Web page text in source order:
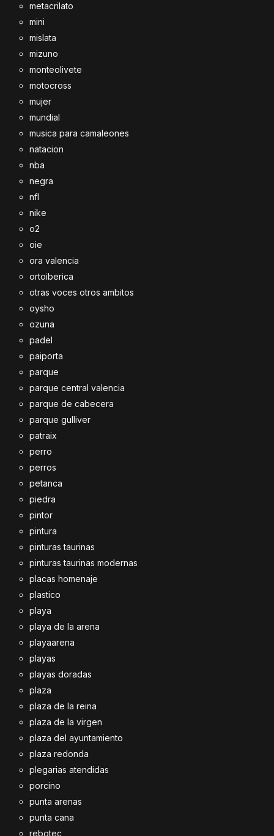
metacrilato
mini
mislata
mizuno
monteolivete
motocross
mujer
mundial
musica para camaleones
natacion
nba
negra
nfl
nike
o2
oie
ora valencia
ortoiberica
otras voces otros ambitos
oysho
ozuna
padel
paiporta
parque
parque central valencia
parque de cabecera
parque gulliver
patraix
perro
perros
petanca
piedra
pintor
pintura
pinturas taurinas
pinturas taurinas modernas
placas homenaje
plastico
playa
playa de la arena
playaarena
playas
playas doradas
plaza
plaza de la reina
plaza de la virgen
plaza del ayuntamiento
plaza redonda
plegarias atendidas
porcino
punta arenas
punta cana
rebotec